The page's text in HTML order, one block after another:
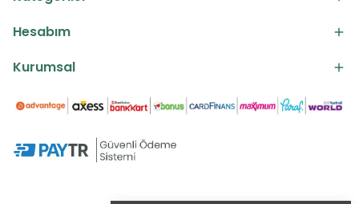
Hesabım
Kurumsal